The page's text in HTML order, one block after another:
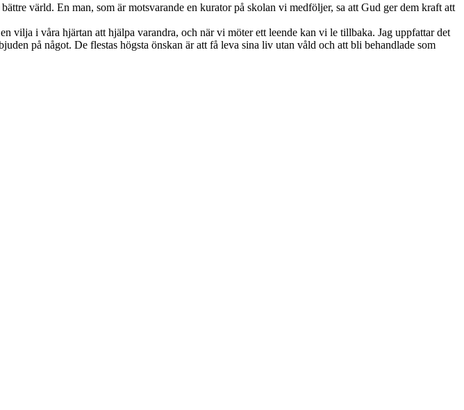
värld. En man, som är motsvarande en kurator på skolan vi medföljer, sa att Gud ger dem kraft att
vilja i våra hjärtan att hjälpa varandra, och när vi möter ett leende kan vi le tillbaka. Jag uppfattar det
på något. De flestas högsta önskan är att få leva sina liv utan våld och att bli behandlade som